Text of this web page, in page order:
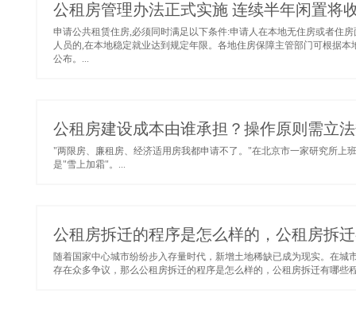
公租房管理办法正式实施 连续半年闲置将
申请公共租赁住房,必须同时满足以下条件:申请人在本地无住房或者住
人员的,在本地稳定就业达到规定年限。各地住房保障主管部门可根据
公布。...
公租房建设成本由谁承担？操作原则需立
"两限房、廉租房、经济适用房我都申请不了。"在北京市一家研究所上
是"雪上加霜"。...
公租房拆迁的程序是怎么样的，公租房拆
随着国家中心城市纷纷步入存量时代，新增土地稀缺已成为现实。在
存在众多争议，那么公租房拆迁的程序是怎么样的，公租房拆迁有哪些